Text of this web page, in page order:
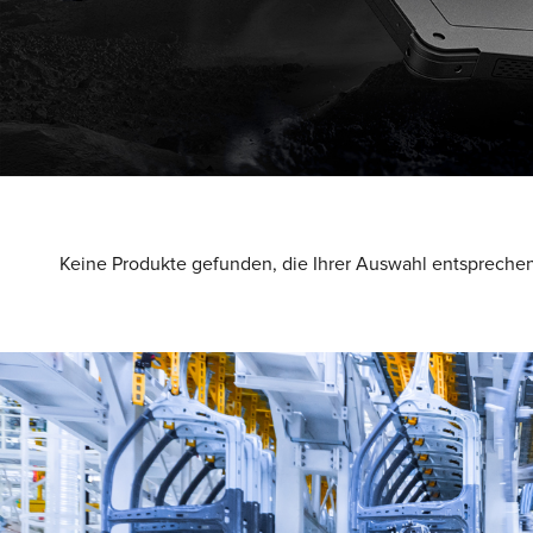
Keine Produkte gefunden, die Ihrer Auswahl